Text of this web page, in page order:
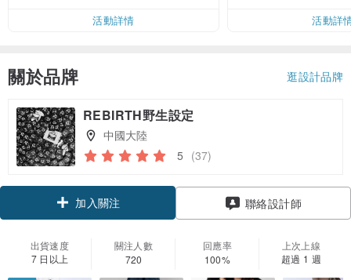
活動詳情
活動詳
關於品牌 逛設計品牌
REBIRTH野生設定
中國大陸
5 (37)
加入關注 聯絡設計師
出貨速度
7 日以上
關注人數
720
回應率
100%
上次上線
超過 1 週